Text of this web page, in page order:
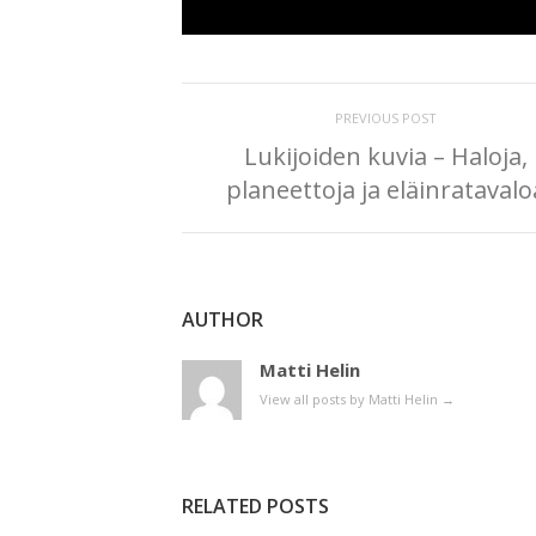
PREVIOUS POST
Lukijoiden kuvia – Haloja,
planeettoja ja
AUTHOR
Matti Helin
View all posts by Matti Helin →
RELATED POSTS